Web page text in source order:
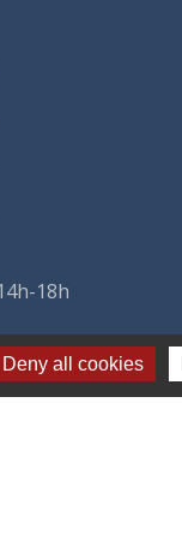
18h
Deny all cookies